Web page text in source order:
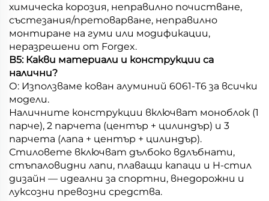
химическа корозия, неправилно почистване,
състезания/претоварване, неправилно
монтиране на гуми или модификации,
неразрешени от Forgex.
В5: Какви материали и конструкции са
налични?
О: Използваме кован алуминий 6061-T6 за всички
модели.
Наличните конструкции включват моноблок (1
парче), 2 парчета (център + цилиндър) и 3
парчета (лапа + център + цилиндър).
Стиловете включват дълбоко вдлъбнати,
стъпаловидни лапи, плаващи капаци и H-стил
дизайн — идеални за спортни, внедорожни и
луксозни превозни средства.